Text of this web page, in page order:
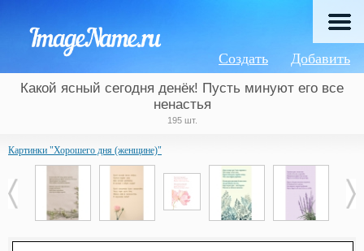
Добавить
Создать
Какой ясный сегодня денёк! Пусть минуют его все
ненастья
195 шт.
Картинки "Хорошего дня (женщине)"